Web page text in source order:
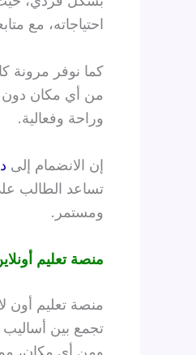
احتياجاته، مع
كما نوفر مرونة
من أي مكان دون
وراحة وفعالية.
إن الانضمام إلى
تساعد الطالب
ومستمر.
منصة تعليم
منصة تعليم أون
تجمع بين أساليب
ومن أي مكان،